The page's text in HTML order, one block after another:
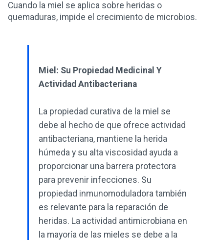
Cuando la miel se aplica sobre heridas o
quemaduras, impide el crecimiento de microbios.
Miel: Su Propiedad Medicinal Y
Actividad Antibacteriana
La propiedad curativa de la miel se
debe al hecho de que ofrece actividad
antibacteriana, mantiene la herida
húmeda y su alta viscosidad ayuda a
proporcionar una barrera protectora
para prevenir infecciones. Su
propiedad inmunomoduladora también
es relevante para la reparación de
heridas. La actividad antimicrobiana en
la mayoría de las mieles se debe a la